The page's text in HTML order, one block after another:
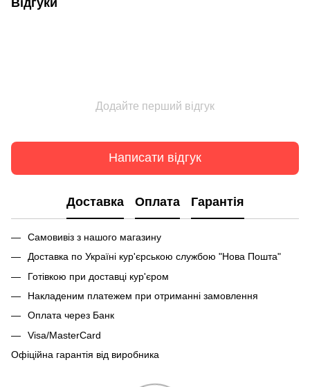
Додайте перший відгук
Написати відгук
Доставка Оплата Гарантія
Самовивіз з нашого магазину
Доставка по Україні кур'єрською службою "Нова Пошта"
Готівкою при доставці кур'єром
Накладеним платежем при отриманні замовлення
Оплата через Банк
Visa/MasterCard
Офіційна гарантія від виробника